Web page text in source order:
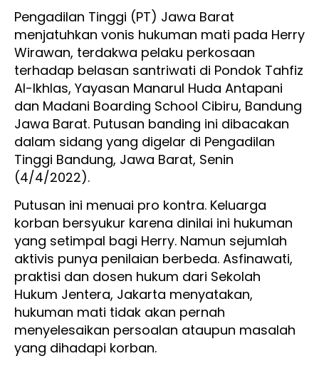
Pengadilan Tinggi (PT) Jawa Barat
menjatuhkan vonis hukuman mati pada Herry
Wirawan, terdakwa pelaku perkosaan
terhadap belasan santriwati di Pondok Tahfiz
Al-Ikhlas, Yayasan Manarul Huda Antapani
dan Madani Boarding School Cibiru, Bandung
Jawa Barat. Putusan banding ini dibacakan
dalam sidang yang digelar di Pengadilan
Tinggi Bandung, Jawa Barat, Senin
(4/4/2022).
Putusan ini menuai pro kontra. Keluarga
korban bersyukur karena dinilai ini hukuman
yang setimpal bagi Herry. Namun sejumlah
aktivis punya penilaian berbeda. Asfinawati,
praktisi dan dosen hukum dari Sekolah
Hukum Jentera, Jakarta menyatakan,
hukuman mati tidak akan pernah
menyelesaikan persoalan ataupun masalah
yang dihadapi korban.